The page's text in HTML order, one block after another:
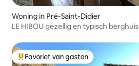
Woning in Pré-Saint-Didier
LE HIBOU gezellig en typisch berghuis
Topfavoriet van gasten
Favoriet van gasten